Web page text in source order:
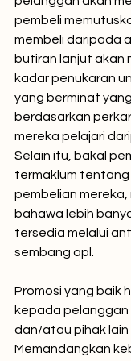
pembeli
membeli daripada
butiran lanjut akan
kadar penukaran
yang berminat
berdasarkan
mereka pelajari
Selain itu, bakal
termaklum
pembelian
bahawa lebih
tersedia melalui
sembang apl.
Promosi yang baik
kepada
dan/atau pihak lain
Memandangkan